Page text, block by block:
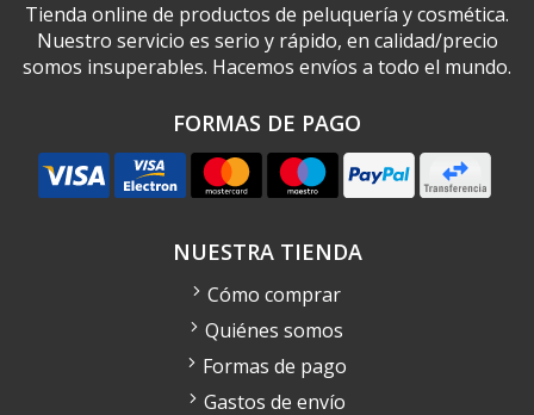
Tienda online de productos de peluquería y cosmética.
Nuestro servicio es serio y rápido, en calidad/precio
somos insuperables. Hacemos envíos a todo el mundo.
FORMAS DE PAGO
NUESTRA TIENDA
Cómo comprar
Quiénes somos
Formas de pago
Gastos de envío